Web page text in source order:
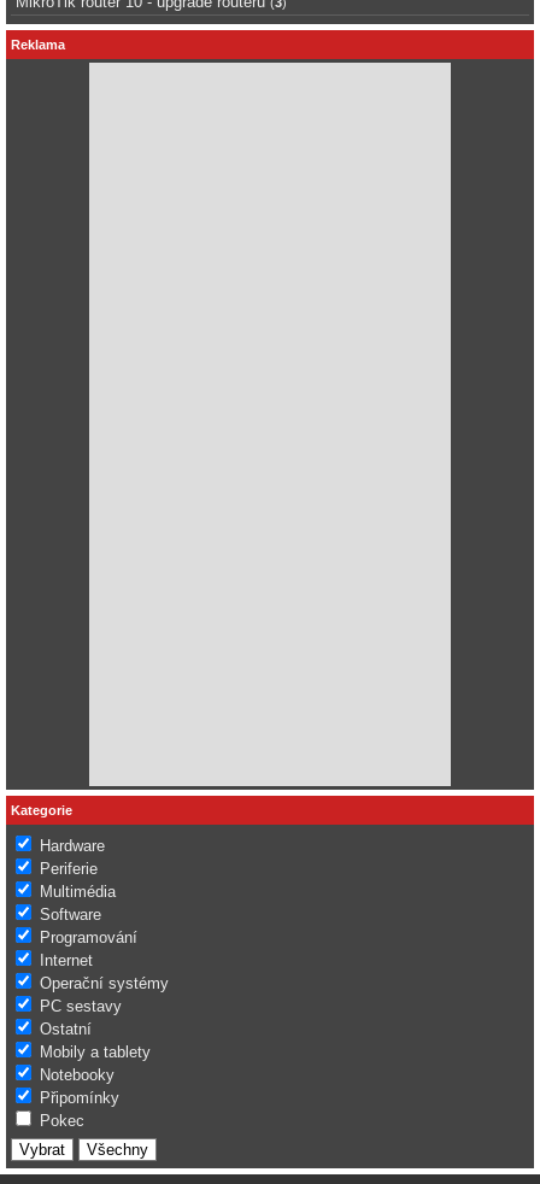
Reklama
Kategorie
Hardware
Periferie
Multimédia
Software
Programování
Internet
Operační systémy
PC sestavy
Ostatní
Mobily a tablety
Notebooky
Připomínky
Pokec